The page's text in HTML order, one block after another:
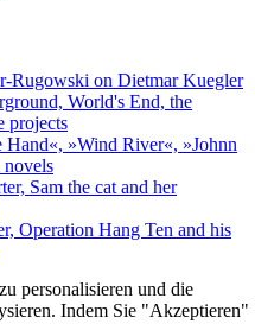
Rugowski on Dietmar Kuegler
World's End, the
projects
Hand«, »Wind River«, »Johnn
novels
Sam the cat and her
Operation Hang Ten and his
personalisieren und die
Indem Sie "Akzeptieren"